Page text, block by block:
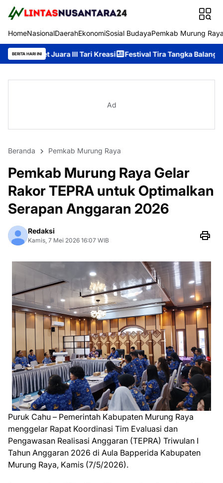
HomeNasionalDaerahEkonomiSosial BudayaPemkab Murung
BERITA HARI INI
III Tari Kreasi Festival Tira Tangka Balang 2026 Ditutup,
Ad
Beranda Pemkab Murung Raya
Pemkab Murung Raya Gelar
Rakor TEPRA untuk Optimalkan
Serapan Anggaran 2026
Redaksi
Kamis, 7 Mei 2026 16:07 WIB
Puruk Cahu – Pemerintah Kabupaten Murung Raya
menggelar Rapat Koordinasi Tim Evaluasi dan
Pengawasan Realisasi Anggaran (TEPRA) Triwulan I
Tahun Anggaran 2026 di Aula Bapperida Kabupaten
Murung Raya, Kamis (7/5/2026).